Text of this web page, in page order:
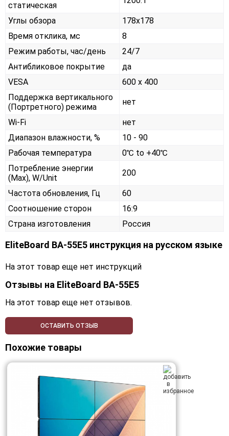
статическая
Углы обзора
178x178
Время отклика, мс
8
Режим работы, час/день
24/7
Антибликовое покрытие
да
VESA
600 x 400
Поддержка вертикального
(Портретного) режима
нет
Wi-Fi
нет
Диапазон влажности, %
10 - 90
Рабочая температура
0℃ to +40℃
Потребление энергии
(Max), W/Unit
200
Частота обновления, Гц
60
Соотношение сторон
16:9
Страна изготовления
Россия
EliteBoard BA-55E5 инструкция на русском языке
На этот товар еще нет инструкций
Отзывы на EliteBoard BA-55E5
На этот товар еще нет отзывов.
ОСТАВИТЬ ОТЗЫВ
Похожие товары